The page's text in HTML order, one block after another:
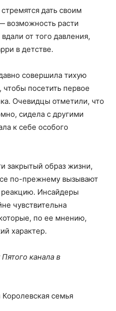
дать своим
расти
от того давления,
в детстве.
совершила тихую
посетить первое
Очевидцы отметили, что
сидела с другими
к себе особого
закрытый образ жизни,
по-прежнему вызывают
Инсайдеры
чувствительна
по ее мнению,
характер.
канала в
семья